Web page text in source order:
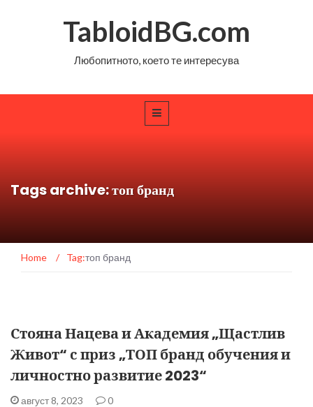
TabloidBG.com
Любопитното, което те интересува
Tags archive: топ бранд
Home / Tag:топ бранд
Стояна Нацева и Академия „Щастлив
Живот“ с приз „ТОП бранд обучения и
личностно развитие 2023“
август 8, 2023 0